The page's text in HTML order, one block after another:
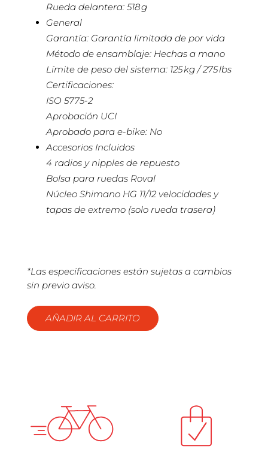
Rueda delantera: 518 g
General
Garantía: Garantía limitada de por vida
Método de ensamblaje: Hechas a mano
Límite de peso del sistema: 125 kg / 275 lbs
Certificaciones:
ISO 5775-2
Aprobación UCI
Aprobado para e-bike: No
Accesorios Incluidos
4 radios y nipples de repuesto
Bolsa para ruedas Roval
Núcleo Shimano HG 11/12 velocidades y
tapas de extremo (solo rueda trasera)
*Las especificaciones están sujetas a cambios
sin previo aviso.
AÑADIR AL CARRITO